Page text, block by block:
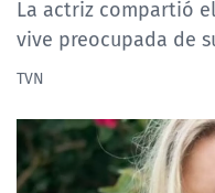
TVN PLAY
TELESERIES
La actriz compartió
vive preocupada de
TVN